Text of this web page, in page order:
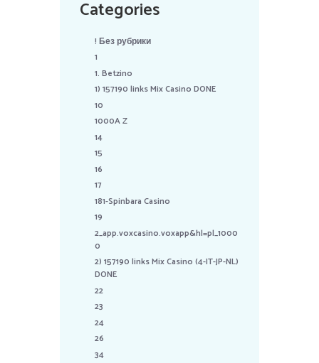
Categories
! Без рубрики
1
1. Betzino
1) 157190 links Mix Casino DONE
10
1000A Z
14
15
16
17
181-Spinbara Casino
19
2_app.voxcasino.voxapp&hl=pl_1000
0
2) 157190 links Mix Casino (4-IT-JP-NL)
DONE
22
23
24
26
34